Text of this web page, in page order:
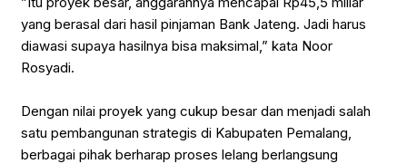
yang berasal dari hasil pinjaman Bank Jateng. Jadi harus
diawasi supaya hasilnya bisa maksimal,” kata Noor
Rosyadi.
‎Dengan nilai proyek yang cukup besar dan menjadi salah
satu pembangunan strategis di Kabupaten Pemalang,
berbagai pihak berharap proses lelang berlangsung